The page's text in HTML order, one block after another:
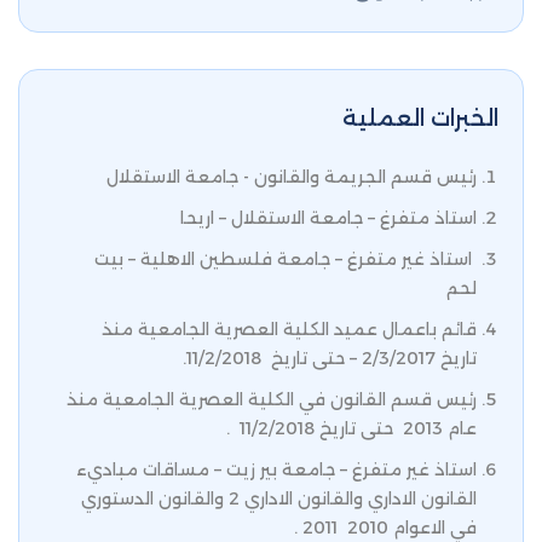
الخبرات العملية
رئيس قسم الجريمة والقانون - جامعة الاستقلال
استاذ متفرغ – جامعة الاستقلال – اريحا
استاذ غير متفرغ – جامعة فلسطين الاهلية – بيت
لحم
قائم باعمال عميد الكلية العصرية الجامعية منذ
تاريخ 2/3/2017 – حتى تاريخ 11/2/2018.
رئيس قسم القانون في الكلية العصرية الجامعية منذ
عام 2013 حتى تاريخ 11/2/2018 .
استاذ غير متفرغ – جامعة بير زيت – مساقات مباديء
القانون الاداري والقانون الاداري 2 والقانون الدستوري
في الاعوام 2010 2011 .